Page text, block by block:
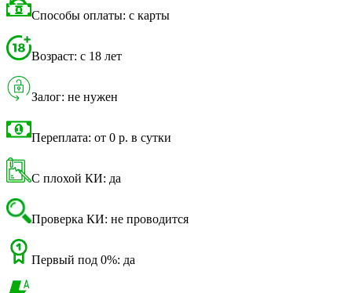
Способы оплаты: с карты
Возраст: с 18 лет
Залог: не нужен
Переплата: от 0 р. в сутки
С плохой КИ: да
Проверка КИ: не проводится
Первый под 0%: да